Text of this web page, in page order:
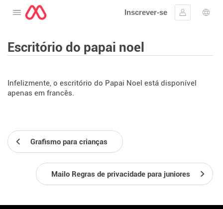
Abra o cardápio
Inscrever-se
Assinar em
Escritório do papai noel
Infelizmente, o escritório do Papai Noel está disponível
apenas em francês.
Grafismo para crianças
Mailo Regras de privacidade para juniores